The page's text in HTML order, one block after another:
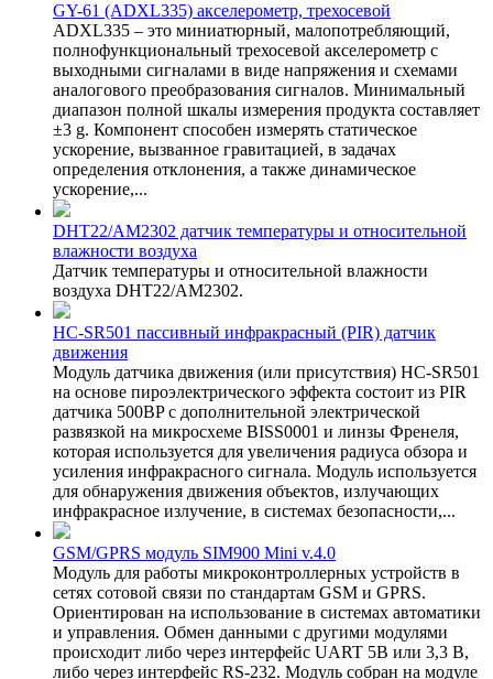
GY-61 (ADXL335) акселерометр, трехосевой
ADXL335 – это миниатюрный, малопотребляющий,
полнофункциональный трехосевой акселерометр с
выходными сигналами в виде напряжения и схемами
аналогового преобразования сигналов. Минимальный
диапазон полной шкалы измерения продукта составляет
±3 g. Компонент способен измерять статическое
ускорение, вызванное гравитацией, в задачах
определения отклонения, а также динамическое
ускорение,...
DHT22/AM2302 датчик температуры и относительной
влажности воздуха
Датчик температуры и относительной влажности
воздуха DHT22/AM2302.
HC-SR501 пассивный инфракрасный (PIR) датчик
движения
Модуль датчика движения (или присутствия) HC-SR501
на основе пироэлектрического эффекта состоит из PIR
датчика 500BP с дополнительной электрической
развязкой на микросхеме BISS0001 и линзы Френеля,
которая используется для увеличения радиуса обзора и
усиления инфракрасного сигнала. Модуль используется
для обнаружения движения объектов, излучающих
инфракрасное излучение, в системах безопасности,...
GSM/GPRS модуль SIM900 Mini v.4.0
Модуль для работы микроконтроллерных устройств в
сетях сотовой связи по стандартам GSM и GPRS.
Ориентирован на использование в системах автоматики
и управления. Обмен данными с другими модулями
происходит либо через интерфейс UART 5В или 3,3 В,
либо через интерфейс RS-232. Модуль собран на модуле